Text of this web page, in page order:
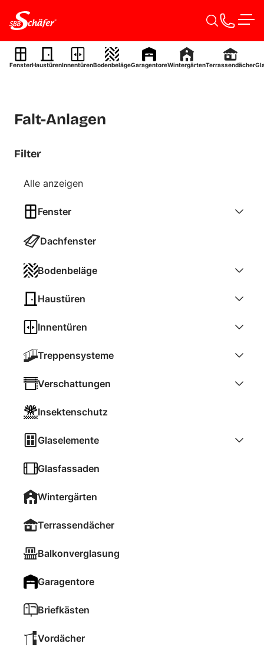
FensterHaustürenInnentürenBodenbelägeGaragentoreWintergärtenTerrassendächer
Falt-Anlagen
Filter
Alle anzeigen
Fenster
Dachfenster
Bodenbeläge
Haustüren
Innentüren
Treppensysteme
Verschattungen
Insektenschutz
Glaselemente
Glasfassaden
Wintergärten
Terrassendächer
Balkonverglasung
Garagentore
Briefkästen
Vordächer